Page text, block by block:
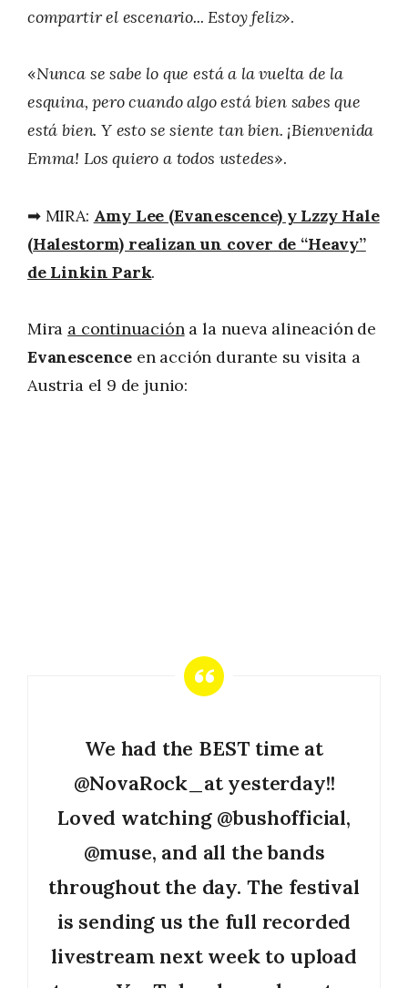
compartir el escenario... Estoy feliz».
«Nunca se sabe lo que está a la vuelta de la
esquina, pero cuando algo está bien sabes que
está bien. Y esto se siente tan bien. ¡Bienvenida
Emma! Los quiero a todos ustedes».
➡ MIRA: Amy Lee (Evanescence) y Lzzy Hale
(Halestorm) realizan un cover de “Heavy”
de Linkin Park.
Mira a continuacióna la nueva alineación de
Evanescence en acción durante su visita a
Austria el 9 de junio:
We had the BEST time at
@NovaRock_atyesterday!!
Loved watching @bushofficial,
@muse, and all the bands
throughout the day. The festival
is sending us the full recorded
livestream next week to upload